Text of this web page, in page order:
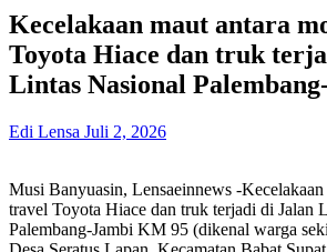
Kecelakaan maut antara
Toyota Hiace dan truk
Lintas Nasional
Edi Lensa Juli 2, 2026
Musi Banyuasin, Lensaeinnews -
travel Toyota Hiace dan truk terjadi di Jalan
Palembang-Jambi KM 95 (dikenal warga